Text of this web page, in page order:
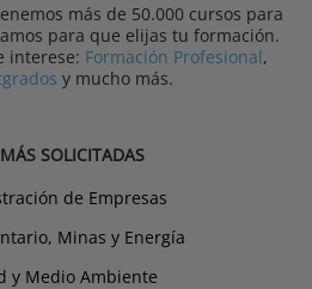
más de 50.000 cursos para
para que elijas tu formación.
interese: Formación Profesional,
y mucho más.
SOLICITADAS
de Empresas
Minas y Energía
y Medio Ambiente